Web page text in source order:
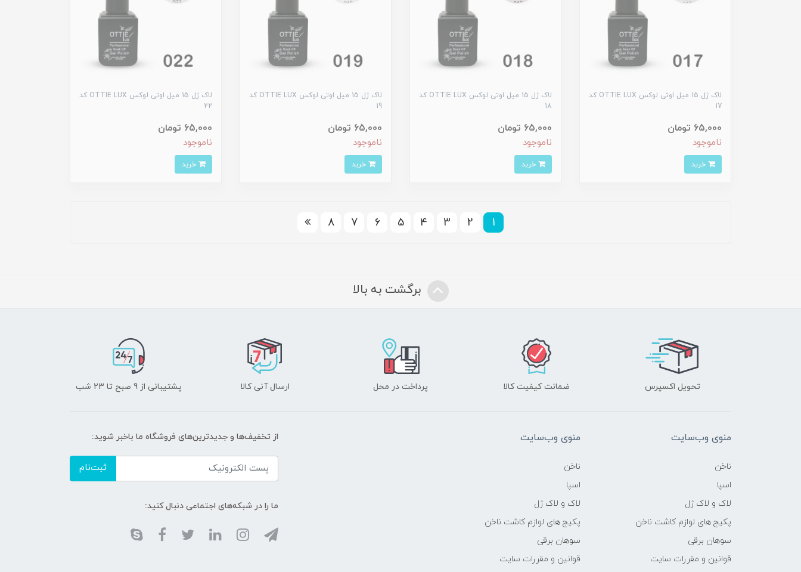
لاک ژل 15 میل اوتی لوکس OTTIE LUX کد
17
65,000 تومان
ناموجود
لاک ژل 15 میل اوتی لوکس OTTIE LUX کد
18
65,000 تومان
ناموجود
لاک ژل 15 میل اوتی لوکس OTTIE LUX کد
19
65,000 تومان
ناموجود
لاک ژل 15 میل اوتی لوکس OTTIE LUX کد
22
65,000 تومان
ناموجود
1
2
3
4
5
6
7
8
برگشت به بالا
تحویل اکسپرس ضمانت کیفیت کالا پرداخت در محل ارسال آنی کالا پشتیبانی از 9 صبح تا 23 شب
منوی وب‌سایت
ناخن
اسپا
لاک و لاک ژل
پکیج های لوازم کاشت ناخن
سوهان برقی
قوانین و مقررات سایت
منوی وب‌سایت
ناخن
اسپا
لاک و لاک ژل
پکیج های لوازم کاشت ناخن
سوهان برقی
قوانین و مقررات سایت
از تخفیف‌ها و جدیدترین‌های فروشگاه ما باخبر شوید:
ثبت‌نام
ما را در شبکه‌های اجتماعی دنبال کنید: